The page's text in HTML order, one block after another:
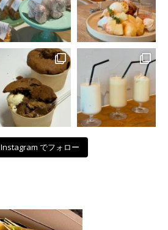
Instagram でフォロー